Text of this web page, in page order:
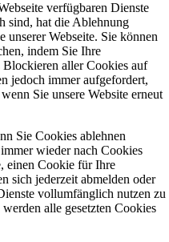
verfügbaren Dienste
sind, hat die Ablehnung
Webseite. Sie können
indem Sie Ihre
Blockieren aller Cookies auf
jedoch immer aufgefordert,
Sie unsere Website erneut
Sie Cookies ablehnen
wieder nach Cookies
einen Cookie für Ihre
sich jederzeit abmelden oder
vollumfänglich nutzen zu
alle gesetzten Cookies